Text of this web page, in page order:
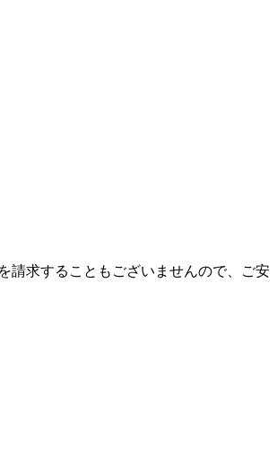
請求することもございませんので、ご安